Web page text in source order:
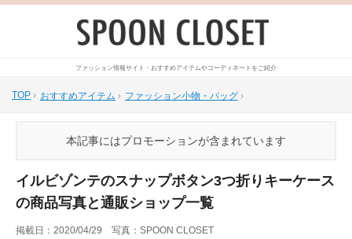
ファッション情報サイト・おすすめアイテムやコーディネートをご紹介
TOP › おすすめアイテム › ファッション小物・バッグ ›
本記事にはプロモーションが含まれています
イルビゾンテのスナップボタン3つ折りキーケース
の商品写真と通販ショップ一覧
掲載日：2020/04/29 写真：SPOON CLOSET